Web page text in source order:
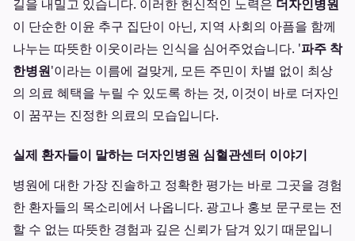
길을 내밀고 있습니다. 이러한 헌신적인 노력은 더자인병원
이 단순한 이윤 추구 집단이 아닌, 지역 사회의 아픔을 함께
나누는 따뜻한 이웃이라는 인식을 심어주었습니다. '파주 착
한병원'이라는 이름에 걸맞게, 모든 주민이 차별 없이 최상
의 의료 혜택을 누릴 수 있도록 하는 것, 이것이 바로 더자인
이 꿈꾸는 진정한 의료의 모습입니다.
실제 환자들이 말하는 더자인병원 심혈관센터 이야기
병원에 대한 가장 진솔하고 정확한 평가는 바로 그곳을 경험
한 환자들의 목소리에서 나옵니다. 광고나 홍보 문구로는 전
할 수 없는 따뜻한 경험과 깊은 신뢰가 담겨 있기 때문입니